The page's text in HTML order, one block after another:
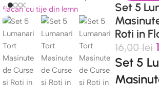
Set 5
Roti in
16,00lei
Set 5